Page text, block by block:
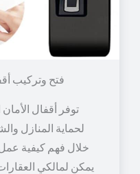
توفر أقفال
لحماية المنازل
خلال فهم كيفية عمل
يمكن لمالكي